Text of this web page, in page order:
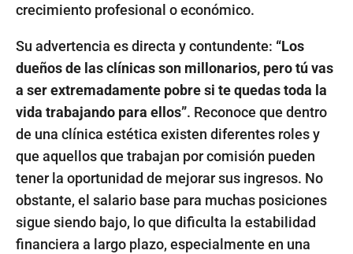
crecimiento profesional o económico.
Su advertencia es directa y contundente: “Los
dueños de las clínicas son millonarios, pero tú vas
a ser extremadamente pobre si te quedas toda la
vida trabajando para ellos”. Reconoce que dentro
de una clínica estética existen diferentes roles y
que aquellos que trabajan por comisión pueden
tener la oportunidad de mejorar sus ingresos. No
obstante, el salario base para muchas posiciones
sigue siendo bajo, lo que dificulta la estabilidad
financiera a largo plazo, especialmente en una